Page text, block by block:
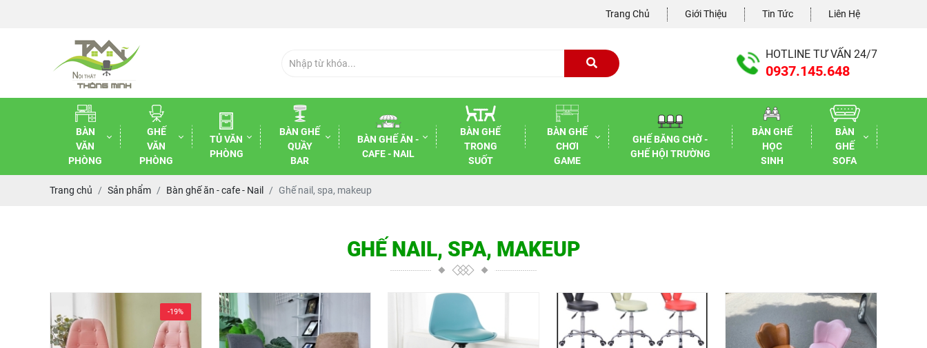
Trang Chủ Giới Thiệu Tin Tức Liên Hệ
HOTLINE TƯ VẤN 24/7
0937.145.648
BÀN
VĂN
PHÒNG
GHẾ
VĂN
PHÒNG
TỦ VĂN
PHÒNG
BÀN GHẾ
QUẦY
BAR
BÀN GHẾ ĂN -
CAFE - NAIL
BÀN GHẾ
TRONG
SUỐT
BÀN GHẾ
CHƠI
GAME
GHẾ BĂNG CHỜ -
GHẾ HỘI TRƯỜNG
BÀN GHẾ
HỌC
SINH
BÀN
GHẾ
SOFA
Trang chủ Sản phẩm Bàn ghế ăn - cafe - Nail Ghế nail, spa, makeup
GHẾ NAIL, SPA, MAKEUP
-19%